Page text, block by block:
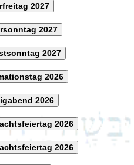
2027
2027
2027
2026
2026
2026
2026